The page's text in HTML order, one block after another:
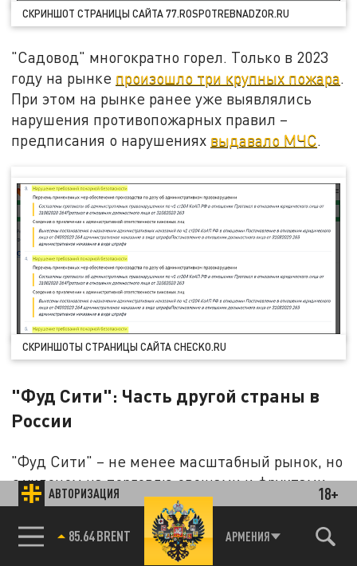
АВТОРИЗАЦИЯ 18+
85.64 BRENT АРМЕНИЯ
СКРИНШОТ СТРАНИЦЫ САЙТА 77.ROSPOTREBNADZOR.RU
"Садовод" многократно горел. Только в 2023
году на рынке произошло три крупных пожара.
При этом на рынке ранее уже выявлялись
нарушения противопожарных правил –
предписания о нарушениях выдавало МЧС.
СКРИНШОТЫ СТРАНИЦЫ САЙТА CHECKO.RU
"Фуд Сити": Часть другой страны в
России
"Фуд Сити" – не менее масштабный рынок, но
с уклоном на торговлю овощами и фруктами,
привезёнными буквально отовсюду. Рынок
расположен на Калужском шоссе в Новой
Москве. Площадь агрокластера – 930 тыс. кв.